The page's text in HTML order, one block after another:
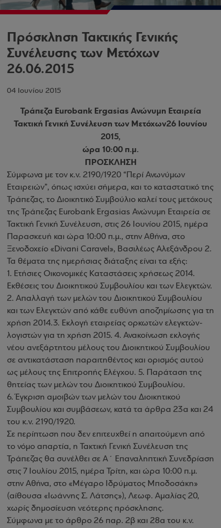
Πρόσκληση Τακτικής Γενικής
Συνέλευσης των Μετόχων
26.06.2015
04 Ιουνίου 2015
Τράπεζα Eurobank Ergasias Ανώνυμη Εταιρεία
Τακτική Γενική Συνέλευση των Μετόχων26 Ιουνίου
2015,
ώρα 10:00 π.μ.
ΠΡΟΣΚΛΗΣΗ
Σύμφωνα με τον κ.ν. 2190/1920 “Περί Ανωνύμων
Εταιρειών”, όπως ισχύει σήμερα, και το καταστατικό της
Τράπεζας, το Διοικητικό Συμβούλιο καλεί τους μετόχους
της Τράπεζας Eurobank Ergasias Ανώνυμη Εταιρεία σε
Τακτική Γενική Συνέλευση, στις 26 Ιουνίου 2015, ημέρα
Παρασκευή και ώρα 10:00 π.μ., στην Αθήνα, στο
Ξενοδοχείο «Divani Caravel», Βασιλέως Αλεξάνδρου 2.
Τα θέματα της ημερήσιας διάταξης είναι τα εξής:
1. Ετήσιες Οικονομικές Καταστάσεις χρήσεως 2014.
Εκθέσεις του Διοικητικού Συμβουλίου και των Ελεγκτών.
2. Απαλλαγή των μελών του Διοικητικού Συμβουλίου
και των Ελεγκτών από κάθε ευθύνη αποζημίωσης για τη
χρήση 2014.3. Εκλογή εταιρείας ορκωτών ελεγκτών-
λογιστών για τη χρήση 2015. 4. Ανακοίνωση εκλογής
νέου ανεξάρτητου μέλους του Διοικητικού Συμβουλίου
σε αντικατάσταση παραιτηθέντος και ορισμός αυτού
ως μέλους της Επιτροπής Ελέγχου. 5. Παράταση της
θητείας των μελών του Διοικητικού Συμβουλίου.
6. Έγκριση αμοιβών των μελών του Διοικητικού
Συμβουλίου και συμβάσεων, κατά τα άρθρα 23α και 24
του κ.ν. 2190/1920.
Σε περίπτωση που δεν επιτευχθεί η απαιτούμενη από
το νόμο απαρτία, η Τακτική Γενική Συνέλευση της
Τράπεζας θα συνέλθει σε Α΄ Επαναληπτική Συνεδρίαση
στις 7 Ιουλίου 2015, ημέρα Τρίτη, και ώρα 10:00 π.μ.
στην Αθήνα, στο «Μέγαρο Ιδρύματος Μποδοσάκη»
(αίθουσα «Ιωάννης Σ. Λάτσης»), Λεωφ. Αμαλίας 20,
χωρίς δημοσίευση νεότερης πρόσκλησης.
Σύμφωνα με το άρθρο 26 παρ. 2β και 28α του κ.ν.